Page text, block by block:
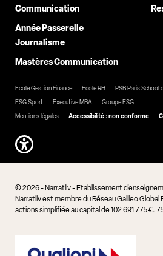
Communication
Année Passerelle
Journalisme
Mastères Communication
Ecole Gestion Finance Ecole RH PSB Paris School
ESG Sport
Executive MBA
Groupe ESG
Mentions légales
Accessibilité : non conforme
© 2026 - Narratiiv - Etablissement
Narratiiv est membre du Réseau Galileo
actions simplifiée au capital de 102 691 775 €.